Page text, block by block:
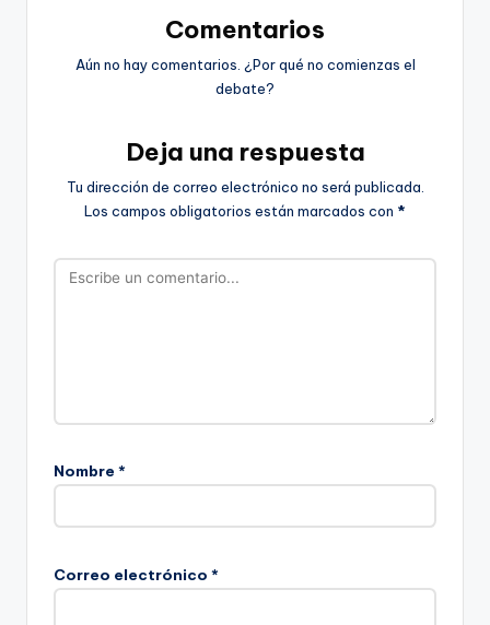
Comentarios
Aún no hay comentarios. ¿Por qué no comienzas el
debate?
Deja una respuesta
Tu dirección de correo electrónico no será publicada.
Los campos obligatorios están marcados con *
Nombre *
Correo electrónico *